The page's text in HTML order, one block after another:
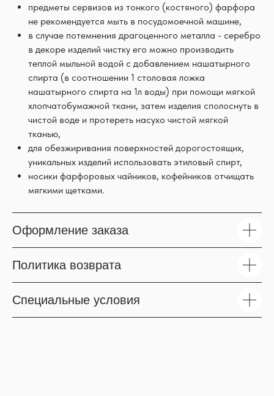
предметы сервизов из тонкого (костяного) фарфора
не рекомендуется мыть в посудомоечной машине,
в случае потемнения драгоценного металла - серебро
в декоре изделий чистку его можно производить
теплой мыльной водой с добавлением нашатырного
спирта (в соотношении 1 столовая ложка
нашатырного спирта на 1л воды) при помощи мягкой
хлопчатобумажной ткани, затем изделия сполоснуть в
чистой воде и протереть насухо чистой мягкой
тканью,
для обезжиривания поверхностей дорогостоящих,
уникальных изделий использовать этиловый спирт,
носики фарфоровых чайников, кофейников отчищать
мягкими щетками.
Оформление заказа
Политика возврата
Специальные условия